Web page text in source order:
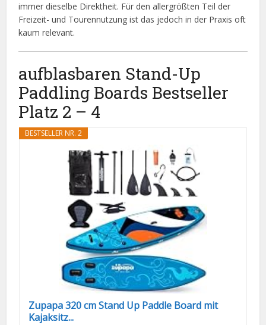
immer dieselbe Direktheit. Für den allergrößten Teil der
Freizeit- und Tourennutzung ist das jedoch in der Praxis oft
kaum relevant.
aufblasbaren Stand-Up
Paddling Boards Bestseller
Platz 2 – 4
BESTSELLER NR. 2
Zupapa 320 cm Stand Up Paddle Board mit
Kajaksitz...